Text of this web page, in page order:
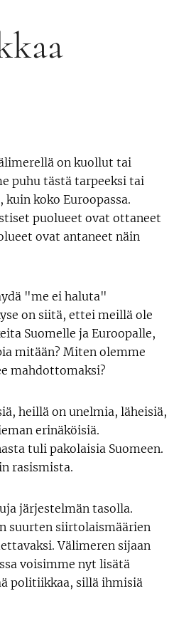
on kuollut tai
puhu tästä tarpeeksi tai
koko Euroopassa.
puolueet ovat ottaneet
ovat antaneet näin
"me ei haluta"
on siitä, ettei meillä ole
Suomelle ja Euroopalle,
mitään? Miten olemme
mahdottomaksi?
heillä on unelmia, läheisiä,
erinäköisiä.
tuli pakolaisia Suomeen.
rasismista.
järjestelmän tasolla.
suurten siirtolaismäärien
Välimeren sijaan
voisimme nyt lisätä
politiikkaa, sillä ihmisiä